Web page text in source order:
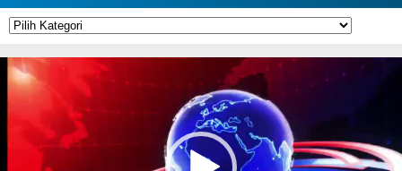
Kategori
Pemutar
Video